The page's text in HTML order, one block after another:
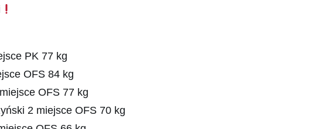
PK 77 kg
OFS 84 kg
OFS 77 kg
2 miejsce OFS 70 kg